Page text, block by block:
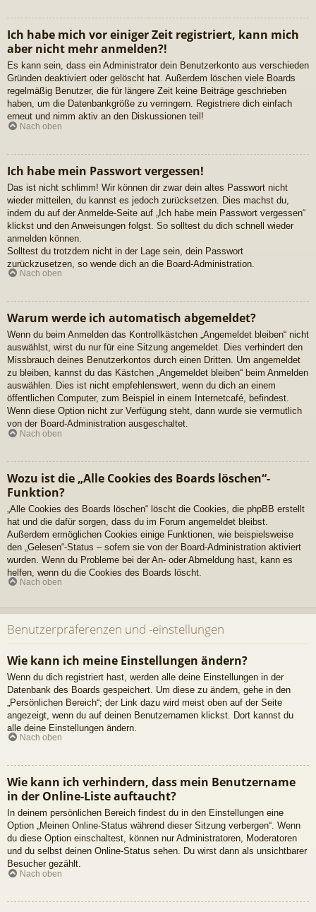
Ich habe mich vor einiger Zeit registriert, kann mich
aber nicht mehr anmelden?!
Es kann sein, dass ein Administrator dein Benutzerkonto aus verschieden
Gründen deaktiviert oder gelöscht hat. Außerdem löschen viele Boards
regelmäßig Benutzer, die für längere Zeit keine Beiträge geschrieben
haben, um die Datenbankgröße zu verringern. Registriere dich einfach
erneut und nimm aktiv an den Diskussionen teil!
Nach oben
Ich habe mein Passwort vergessen!
Das ist nicht schlimm! Wir können dir zwar dein altes Passwort nicht
wieder mitteilen, du kannst es jedoch zurücksetzen. Dies machst du,
indem du auf der Anmelde-Seite auf „Ich habe mein Passwort vergessen“
klickst und den Anweisungen folgst. So solltest du dich schnell wieder
anmelden können.
Solltest du trotzdem nicht in der Lage sein, dein Passwort
zurückzusetzen, so wende dich an die Board-Administration.
Nach oben
Warum werde ich automatisch abgemeldet?
Wenn du beim Anmelden das Kontrollkästchen „Angemeldet bleiben“ nicht
auswählst, wirst du nur für eine Sitzung angemeldet. Dies verhindert den
Missbrauch deines Benutzerkontos durch einen Dritten. Um angemeldet
zu bleiben, kannst du das Kästchen „Angemeldet bleiben“ beim Anmelden
auswählen. Dies ist nicht empfehlenswert, wenn du dich an einem
öffentlichen Computer, zum Beispiel in einem Internetcafé, befindest.
Wenn diese Option nicht zur Verfügung steht, dann wurde sie vermutlich
von der Board-Administration ausgeschaltet.
Nach oben
Wozu ist die „Alle Cookies des Boards löschen“-
Funktion?
„Alle Cookies des Boards löschen“ löscht die Cookies, die phpBB erstellt
hat und die dafür sorgen, dass du im Forum angemeldet bleibst.
Außerdem ermöglichen Cookies einige Funktionen, wie beispielsweise
den „Gelesen“-Status – sofern sie von der Board-Administration aktiviert
wurden. Wenn du Probleme bei der An- oder Abmeldung hast, kann es
helfen, wenn du die Cookies des Boards löscht.
Nach oben
Benutzerpräferenzen und -einstellungen
Wie kann ich meine Einstellungen ändern?
Wenn du dich registriert hast, werden alle deine Einstellungen in der
Datenbank des Boards gespeichert. Um diese zu ändern, gehe in den
„Persönlichen Bereich“; der Link dazu wird meist oben auf der Seite
angezeigt, wenn du auf deinen Benutzernamen klickst. Dort kannst du
alle deine Einstellungen ändern.
Nach oben
Wie kann ich verhindern, dass mein Benutzername
in der Online-Liste auftaucht?
In deinem persönlichen Bereich findest du in den Einstellungen eine
Option „Meinen Online-Status während dieser Sitzung verbergen“. Wenn
du diese Option einschaltest, können nur Administratoren, Moderatoren
und du selbst deinen Online-Status sehen. Du wirst dann als unsichtbarer
Besucher gezählt.
Nach oben